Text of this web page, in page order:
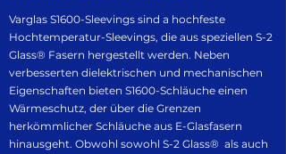
Varglas S1600-Sleevings sind a hochfeste
Hochtemperatur-Sleevings, die aus speziellen S-2
Glass® Fasern hergestellt werden. Neben
verbesserten dielektrischen und mechanischen
Eigenschaften bieten S1600-Schläuche einen
Wärmeschutz, der über die Grenzen
herkömmlicher Schläuche aus E-Glasfasern
hinausgeht. Obwohl sowohl S-2 Glass® als auch